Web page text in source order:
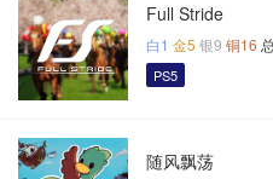
Full Stride
白1 金5 银9 铜16
PS5
随风飘荡